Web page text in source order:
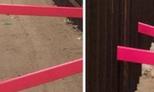
с участием Дональда
Клинтон) и «Make America
которые своим арт-объектом
с одной стороны всегда будет